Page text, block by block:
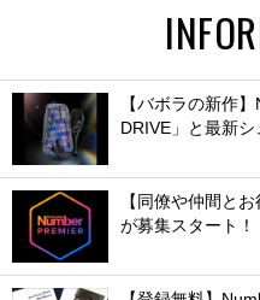
【バボラの新作
DRIVE」と最新
【同僚や仲間と
が募集スタート！